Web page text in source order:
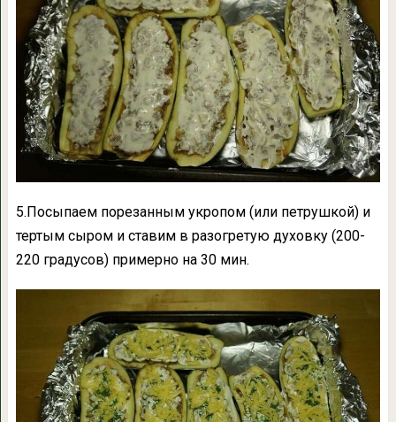
5.Посыпаем порезанным укропом (или петрушкой) и
тертым сыром и ставим в разогретую духовку (200-
220 градусов) примерно на 30 мин.